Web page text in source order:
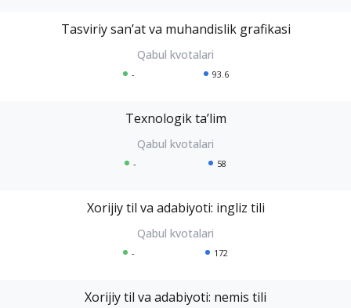
Tasviriy sanʼat va muhandislik grafikasi
- 93.6
Texnologik taʼlim
- 58
Xorijiy til va adabiyoti: ingliz tili
- 172
Xorijiy til va adabiyoti: nemis tili